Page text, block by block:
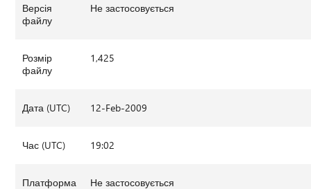
Версія
файлу
Не застосовується
Розмір
файлу
1,425
Дата (UTC) 12-Feb-2009
Час (UTC) 19:02
Платформа Не застосовується